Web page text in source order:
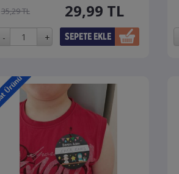
35,29 TL 29,99 TL